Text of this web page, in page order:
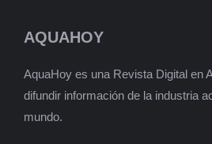
AQUAHOY
AquaHoy es una Revista Digital en
difundir información de la industria
mundo.